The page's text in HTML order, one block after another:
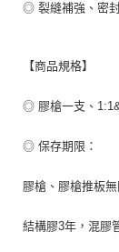
◎ 裂縫補強、密
【商品規格】
◎ 膠槍一支、
◎ 保存期限：
膠槍、膠槍推板
結構膠3年，混膠